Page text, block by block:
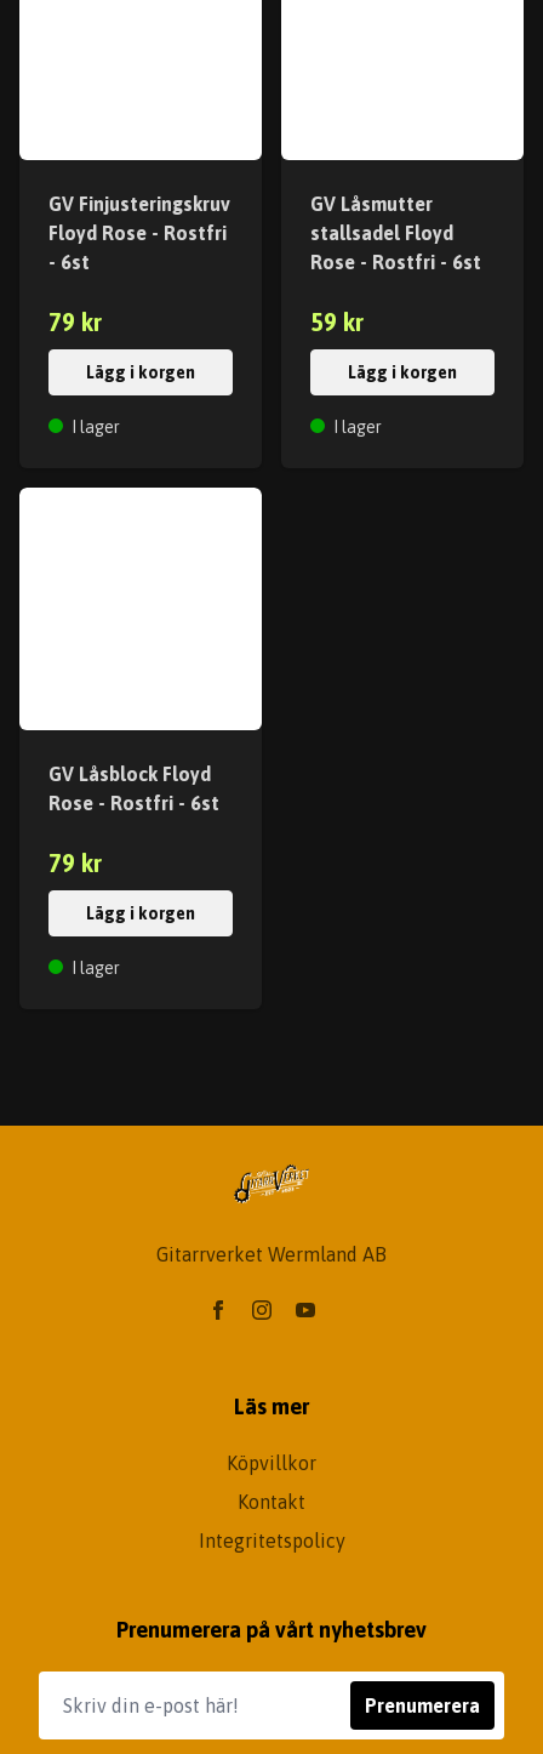
GV Finjusteringskruv
Floyd Rose - Rostfri
- 6st
79 kr
Lägg i korgen
I lager
GV Låsmutter
stallsadel Floyd
Rose - Rostfri - 6st
59 kr
Lägg i korgen
I lager
GV Låsblock Floyd
Rose - Rostfri - 6st
79 kr
Lägg i korgen
I lager
Gitarrverket Wermland AB
Läs mer
Köpvillkor
Kontakt
Integritetspolicy
Prenumerera på vårt nyhetsbrev
Prenumerera